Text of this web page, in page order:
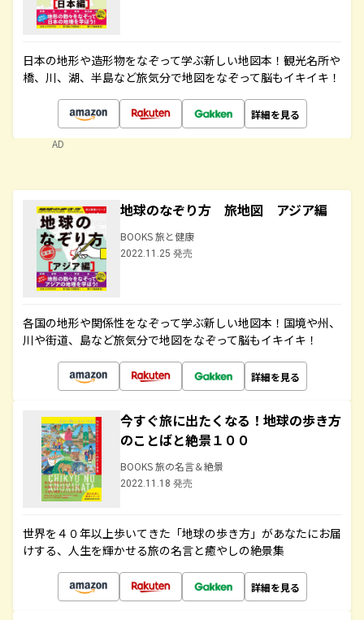
日本の地形や造形物をなぞって学ぶ新しい地図本！観光名所や
橋、川、湖、半島など旅気分で地図をなぞって脳もイキイキ！
詳細を見る
AD
地球のなぞり方 旅地図 アジア編
BOOKS 旅と健康
2022.11.25 発売
各国の地形や関係性をなぞって学ぶ新しい地図本！国境や州、
川や街道、島など旅気分で地図をなぞって脳もイキイキ！
詳細を見る
今すぐ旅に出たくなる！地球の歩き方
のことばと絶景１００
BOOKS 旅の名言＆絶景
2022.11.18 発売
世界を４０年以上歩いてきた「地球の歩き方」があなたにお届
けする、人生を輝かせる旅の名言と癒やしの絶景集
詳細を見る